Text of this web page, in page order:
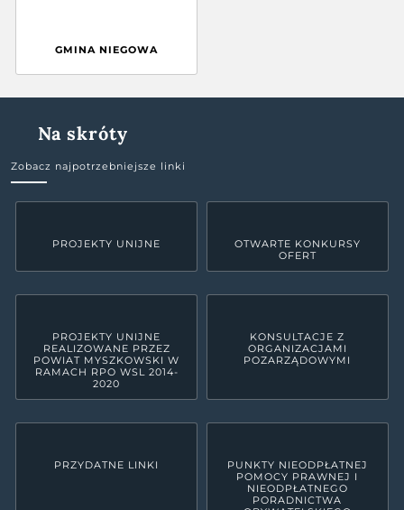
GMINA NIEGOWA
Na skróty
Zobacz najpotrzebniejsze linki
PROJEKTY UNIJNE
OTWARTE KONKURSY
OFERT
PROJEKTY UNIJNE
REALIZOWANE PRZEZ
POWIAT MYSZKOWSKI W
RAMACH RPO WSL 2014-
2020
KONSULTACJE Z
ORGANIZACJAMI
POZARZĄDOWYMI
PRZYDATNE LINKI
PUNKTY NIEODPŁATNEJ
POMOCY PRAWNEJ I
NIEODPŁATNEGO
PORADNICTWA